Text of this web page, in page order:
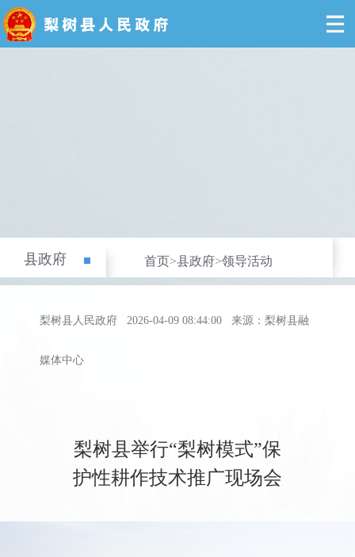
县政府 首页>县政府>领导活动
梨树县人民政府 2026-04-09 08:44:00 来源：梨树县融
媒体中心
梨树县举行“梨树模式”保
护性耕作技术推广现场会